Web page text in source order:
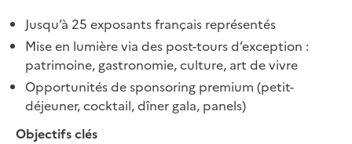
Jusqu’à 25 exposants français représentés
Mise en lumière via des post-tours d’exception :
patrimoine, gastronomie, culture, art de vivre
Opportunités de sponsoring premium (petit-
déjeuner, cocktail, dîner gala, panels)
Objectifs clés